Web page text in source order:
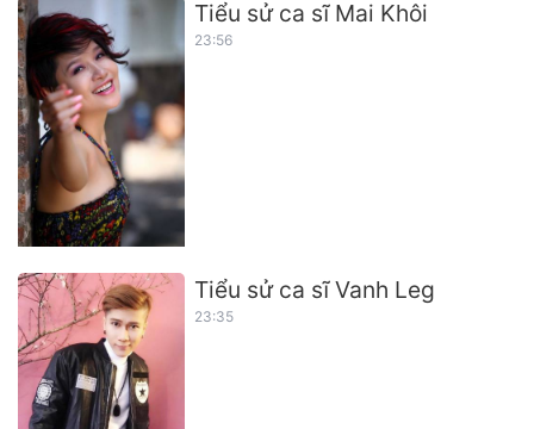
Tiểu sử ca sĩ Mai Khôi
23:56
Tiểu sử ca sĩ Vanh Leg
23:35